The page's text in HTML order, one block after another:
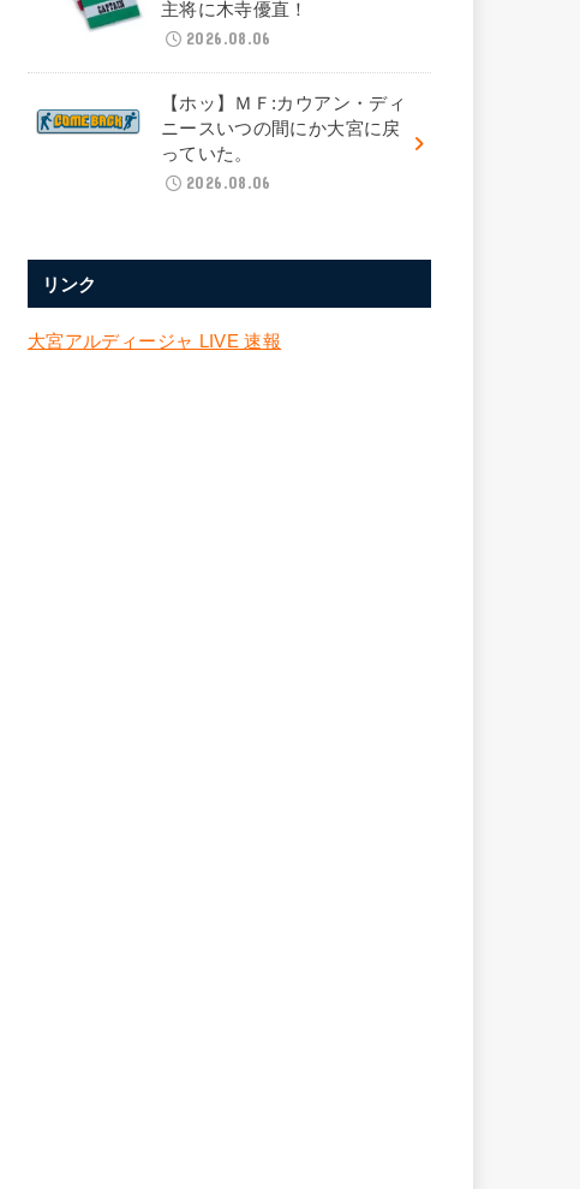
主将に木寺優直！
2026.08.06
【ホッ】ＭＦ:カウアン・ディ
ニースいつの間にか大宮に戻
っていた。
2026.08.06
リンク
大宮アルディージャ LIVE 速報